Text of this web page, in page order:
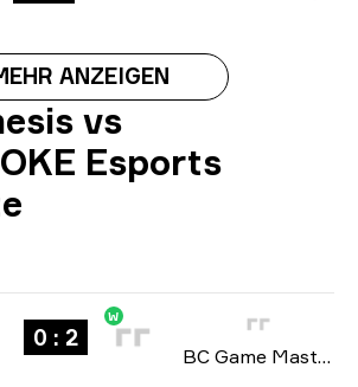
ANZEIGEN
vs
Esports
0 : 2
W
BC Game Masters: Europe Series #1 season 2 2026